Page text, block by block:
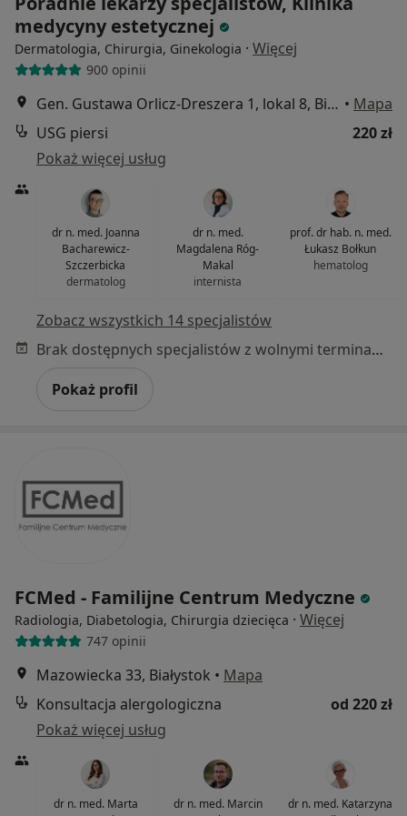
medycyny estetycznej
Dermatologia, Chirurgia, Ginekologia · Więcej
900 opinii
Gen. Gustawa Orlicz-Dreszera 1, lokal 8, Białystok • Mapa
USG piersi
220 zł
Pokaż więcej usług
dr n. med. Joanna
Bacharewicz-
Szczerbicka
dermatolog
dr n. med.
Magdalena Róg-
Makal
internista
prof. dr hab. n. med.
Łukasz Bołkun
hematolog
Zobacz wszystkich 14 specjalistów
Brak dostępnych specjalistów z wolnymi terminami w tym centrum medycznym.
Pokaż profil
FCMed - Familijne Centrum Medyczne
Radiologia, Diabetologia, Chirurgia dziecięca · Więcej
747 opinii
Mazowiecka 33, Białystok • Mapa
Konsultacja alergologiczna
od 220 zł
Pokaż więcej usług
dr n. med. Marta
dr n. med. Marcin
dr n. med. Katarzyna